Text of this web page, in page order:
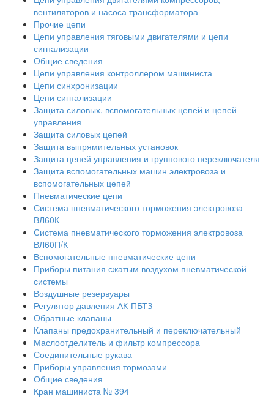
вентиляторов и насоса трансформатора
Прочие цепи
Цепи управления тяговыми двигателями и цепи
сигнализации
Общие сведения
Цепи управления контроллером машиниста
Цепи синхронизации
Цепи сигнализации
Защита силовых, вспомогательных цепей и цепей
управления
Защита силовых цепей
Защита выпрямительных установок
Защита цепей управления и группового переключателя
Защита вспомогательных машин электровоза и
вспомогательных цепей
Пневматические цепи
Система пневматического торможения электровоза
ВЛ60К
Система пневматического торможения электровоза
ВЛ60П/К
Вспомогательные пневматические цепи
Приборы питания сжатым воздухом пневматической
системы
Воздушные резервуары
Регулятор давления АК-ПБТЗ
Обратные клапаны
Клапаны предохранительный и переключательный
Маслоотделитель и фильтр компрессора
Соединительные рукава
Приборы управления тормозами
Общие сведения
Кран машиниста № 394